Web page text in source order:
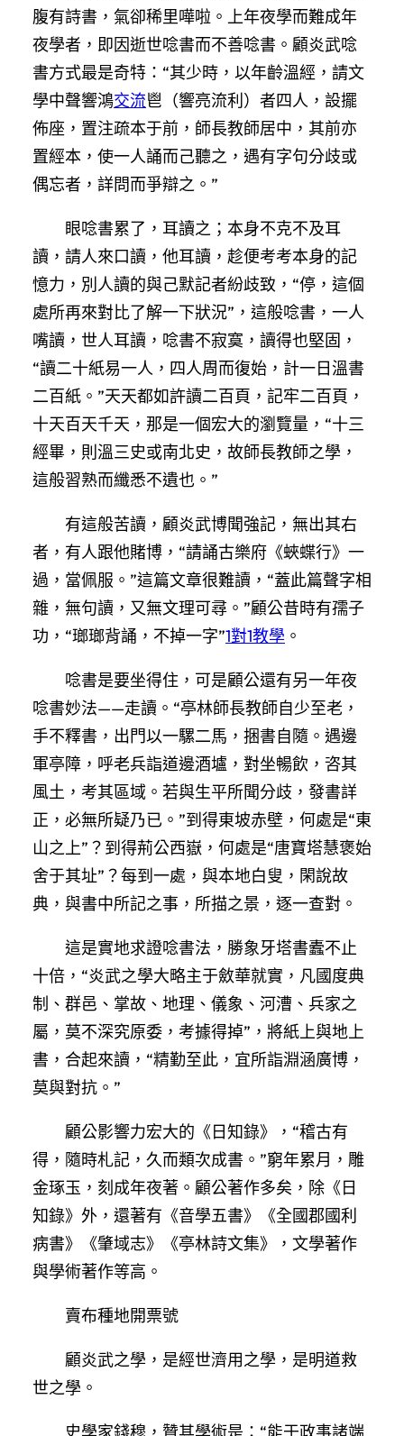
腹有詩書，氣卻稀里嘩啦。上年夜學而難成年
夜學者，即因逝世唸書而不善唸書。顧炎武唸
書方式最是奇特：“其少時，以年齡溫經，請文
學中聲響鴻交流鬯（響亮流利）者四人，設擺
佈座，置注疏本于前，師長教師居中，其前亦
置經本，使一人誦而己聽之，遇有字句分歧或
偶忘者，詳問而爭辯之。”
眼唸書累了，耳讀之；本身不克不及耳
讀，請人來口讀，他耳讀，趁便考考本身的記
憶力，別人讀的與己默記者紛歧致，“停，這個
處所再來對比了解一下狀況”，這般唸書，一人
嘴讀，世人耳讀，唸書不寂寞，讀得也堅固，
“讀二十紙易一人，四人周而復始，計一日溫書
二百紙。”天天都如許讀二百頁，記牢二百頁，
十天百天千天，那是一個宏大的瀏覽量，“十三
經畢，則溫三史或南北史，故師長教師之學，
這般習熟而纖悉不遺也。”
有這般苦讀，顧炎武博聞強記，無出其右
者，有人跟他賭博，“請誦古樂府《蛺蝶行》一
過，當佩服。”這篇文章很難讀，“蓋此篇聲字相
雜，無句讀，又無文理可尋。”顧公昔時有孺子
功，“瑯瑯背誦，不掉一字”1對1教學 。
唸書是要坐得住，可是顧公還有另一年夜
唸書妙法——走讀。“亭林師長教師自少至老，
手不釋書，出門以一騾二馬，捆書自隨。遇邊
軍亭障，呼老兵詣道邊酒壚，對坐暢飲，咨其
風土，考其區域。若與生平所聞分歧，發書詳
正，必無所疑乃已。”到得東坡赤壁，何處是“東
山之上”？到得荊公西嶽，何處是“唐寶塔慧褒始
舍于其址”？每到一處，與本地白叟，閑說故
典，與書中所記之事，所描之景，逐一查對。
這是實地求證唸書法，勝象牙塔書蠹不止
十倍，“炎武之學大略主于斂華就實，凡國度典
制、群邑、掌故、地理、儀象、河漕、兵家之
屬，莫不深究原委，考據得掉”，將紙上與地上
書，合起來讀，“精勤至此，宜所詣淵涵廣博，
莫與對抗。”
顧公影響力宏大的《日知錄》，“稽古有
得，隨時札記，久而類次成書。”窮年累月，雕
金琢玉，刻成年夜著。顧公著作多矣，除《日
知錄》外，還著有《音學五書》《全國郡國利
病書》《肇域志》《亭林詩文集》，文學著作
與學術著作等高。
賣布種地開票號
顧炎武之學，是經世濟用之學，是明道救
世之學。
史學家錢穆，贊其學術是：“能于政事諸端